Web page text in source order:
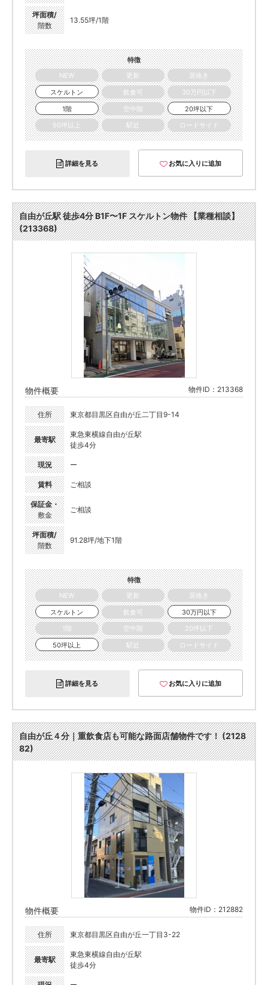
坪面積/
階数
13.55坪/1階
特徴
NEW
更新
居抜き
スケルトン
飲食可
30万円以下
1階
空中階
20坪以下
50坪以上
駅近 ロードサイド
詳細を見る お気に入りに追加
自由が丘駅 徒歩4分 B1F〜1F スケルトン物件 【業種相談】
(213368)
物件概要 物件ID：213368
住所 東京都目黒区自由が丘二丁目9-14
最寄駅
東急東横線自由が丘駅
徒歩4分
現況 ー
賃料 ご相談
保証金・
敷金
ご相談
坪面積/
階数
91.28坪/地下1階
特徴
NEW
更新
居抜き
スケルトン
飲食可
30万円以下
1階
空中階
20坪以下
50坪以上
駅近 ロードサイド
詳細を見る お気に入りに追加
自由が丘４分｜重飲食店も可能な路面店舗物件です！ (2128
82)
物件概要 物件ID：212882
住所 東京都目黒区自由が丘一丁目3-22
最寄駅
東急東横線自由が丘駅
徒歩4分